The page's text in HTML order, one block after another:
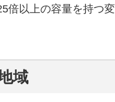
以上の容量を持つ変
域